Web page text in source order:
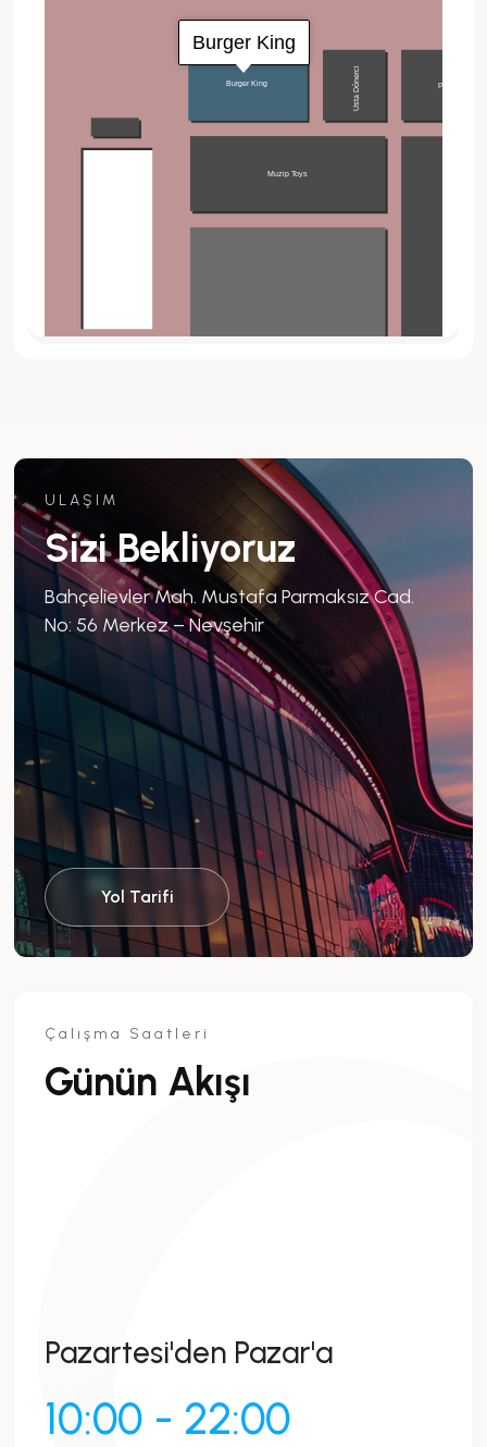
ULAŞIM
Sizi Bekliyoruz
Bahçelievler Mah. Mustafa Parmaksız Cad.
No: 56 Merkez – Nevşehir
Yol Tarifi
Çalışma Saatleri
Günün Akışı
Pazartesi'den Pazar'a
10:00 - 22:00